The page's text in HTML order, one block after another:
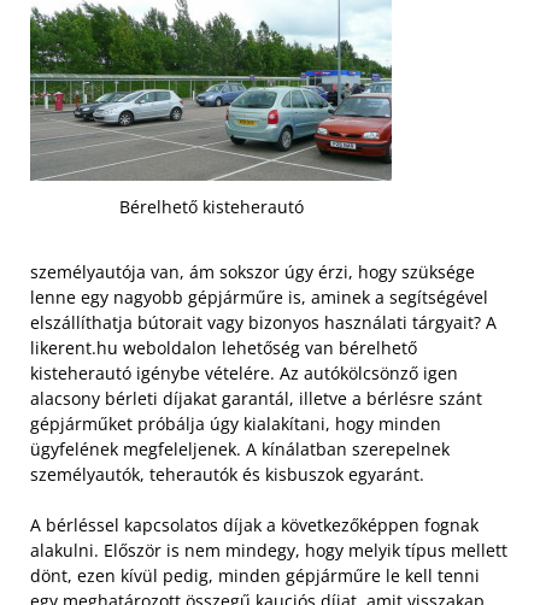
Bérelhető kisteherautó
személyautója van, ám sokszor úgy érzi, hogy szüksége
lenne egy nagyobb gépjárműre is, aminek a segítségével
elszállíthatja bútorait vagy bizonyos használati tárgyait? A
likerent.hu weboldalon lehetőség van bérelhető
kisteherautó igénybe vételére. Az autókölcsönző igen
alacsony bérleti díjakat garantál, illetve a bérlésre szánt
gépjárműket próbálja úgy kialakítani, hogy minden
ügyfelének megfeleljenek. A kínálatban szerepelnek
személyautók, teherautók és kisbuszok egyaránt.
A bérléssel kapcsolatos díjak a következőképpen fognak
alakulni. Először is nem mindegy, hogy melyik típus mellett
dönt, ezen kívül pedig, minden gépjárműre le kell tenni
egy meghatározott összegű kauciós díjat, amit visszakap,